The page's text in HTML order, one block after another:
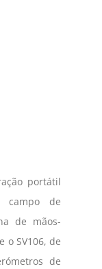
portátil
campo de
de mãos-
o SV106, de
de